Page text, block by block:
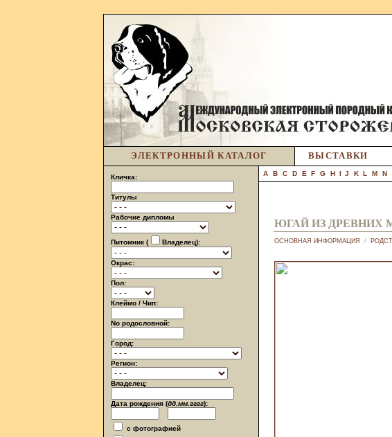
ЭЛЕКТРОННЫЙ КАТАЛОГ ВЫСТАВКИ
Кличка:
Титулы
Рабочие дипломы
Питомник ( Владелец):
Окрас:
Пол:
Клеймо / Чип:
No родословной:
Город:
Регион:
Владелец:
Дата рождения (дд.мм.гггг):
с фотографией
A B C D E F G H I J K L M N
ЮГАЙ ИЗ ДРЕВНИХ
ОСНОВНАЯ ИНФОРМАЦИЯ /